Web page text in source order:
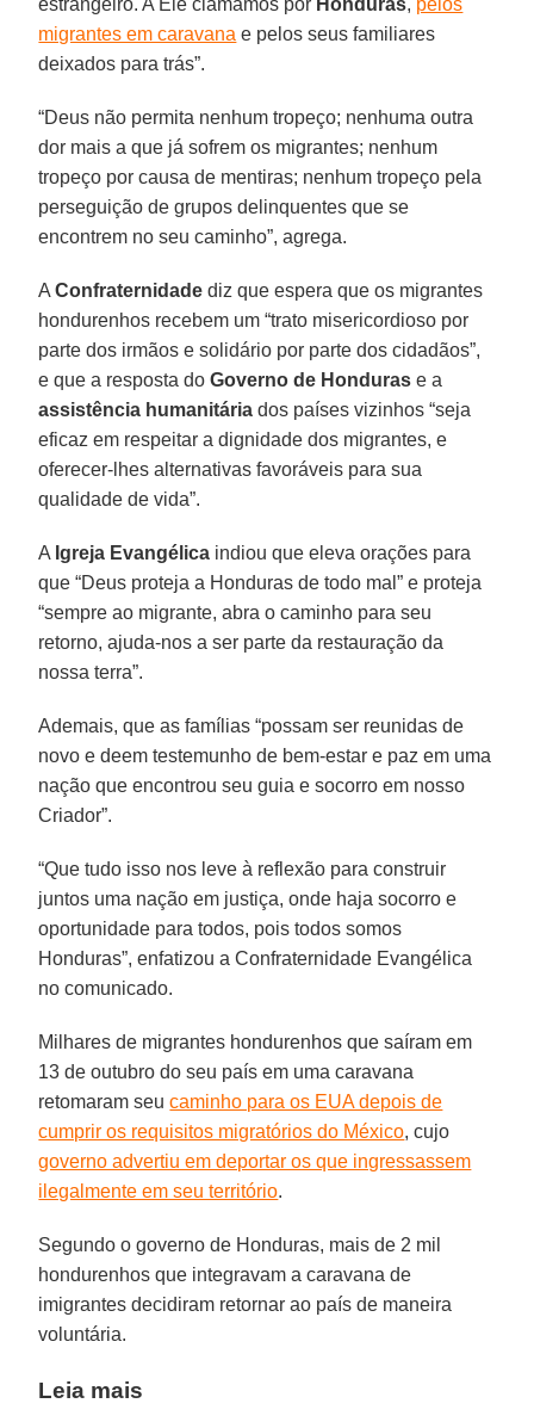
migrantes em caravana e pelos seus familiares
deixados para trás”.
“Deus não permita nenhum tropeço; nenhuma outra
dor mais a que já sofrem os migrantes; nenhum
tropeço por causa de mentiras; nenhum tropeço pela
perseguição de grupos delinquentes que se
encontrem no seu caminho”, agrega.
AConfraternidade diz que espera que os migrantes
hondurenhos recebem um “trato misericordioso por
parte dos irmãos e solidário por parte dos cidadãos”,
e que a resposta doGoverno de Honduras e a
assistência humanitária dos países vizinhos “seja
eficaz em respeitar a dignidade dos migrantes, e
oferecer-lhes alternativas favoráveis para sua
qualidade de vida”.
A Igreja Evangélica indiou que eleva orações para
que “Deus proteja a Honduras de todo mal” e proteja
“sempre ao migrante, abra o caminho para seu
retorno, ajuda-nos a ser parte da restauração da
nossa terra”.
Ademais, que as famílias “possam ser reunidas de
novo e deem testemunho de bem-estar e paz em uma
nação que encontrou seu guia e socorro em nosso
Criador”.
“Que tudo isso nos leve à reflexão para construir
juntos uma nação em justiça, onde haja socorro e
oportunidade para todos, pois todos somos
Honduras”, enfatizou a Confraternidade Evangélica
no comunicado.
Milhares de migrantes hondurenhos que saíram em
13 de outubro do seu país em uma caravana
retomaram seucaminho para os EUA depois de
cumprir os requisitos migratórios do México, cujo
governo advertiu em deportar os que ingressassem
ilegalmente em seu território.
Segundo o governo de Honduras, mais de 2 mil
hondurenhos que integravam a caravana de
imigrantes decidiram retornar ao país de maneira
voluntária.
Leia mais